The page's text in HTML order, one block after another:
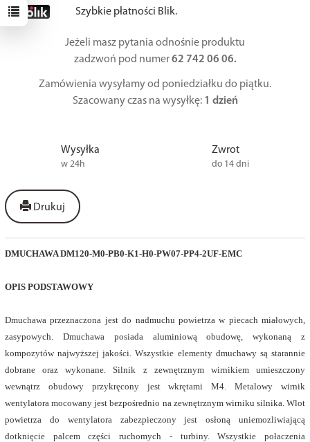
Szybkie płatności Blik.
Jeżeli masz pytania odnośnie produktu
zadzwoń pod numer62 742 06 06.
Zamówienia wysyłamy od poniedziałku do piątku.
Szacowany czas na wysyłkę: 1 dzień
Wysyłka
w 24h
Zwrot
do 14 dni
Drukuj
DMUCHAWA DM120-M0-PB0-K1-H0-PW07-PP4-2UF-EMC
OPIS PODSTAWOWY
Dmuchawa przeznaczona jest do nadmuchu powietrza w piecach miałowych,
zasypowych. Dmuchawa posiada aluminiową obudowę, wykonaną z
kompozytów najwyższej jakości. Wszystkie elementy dmuchawy są starannie
dobrane oraz wykonane. Silnik z zewnętrznym wirnikiem umieszczony
wewnątrz obudowy przykręcony jest wkrętami M4. Metalowy wirnik
wentylatora mocowany jest bezpośrednio na zewnętrznym wirniku silnika. Wlot
powietrza do wentylatora zabezpieczony jest osłoną uniemozliwiającą
dotknięcie palcem części ruchomych - turbiny. Wszystkie połaczenia